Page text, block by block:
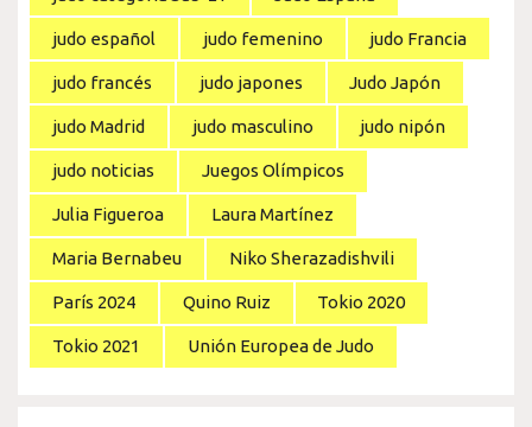
judo español judo femenino judo Francia
judo francés judo japones Judo Japón
judo Madrid judo masculino judo nipón
judo noticias Juegos Olímpicos
Julia Figueroa Laura Martínez
Maria Bernabeu Niko Sherazadishvili
París 2024 Quino Ruiz Tokio 2020
Tokio 2021 Unión Europea de Judo